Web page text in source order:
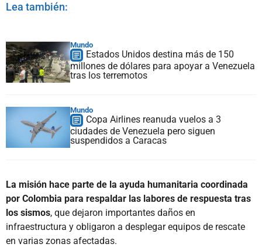
Lea también:
Mundo
Estados Unidos destina más de 150
millones de dólares para apoyar a Venezuela
tras los terremotos
Mundo
Copa Airlines reanuda vuelos a 3
ciudades de Venezuela pero siguen
suspendidos a Caracas
La misión hace parte de la ayuda humanitaria coordinada
por Colombia para respaldar las labores de respuesta tras
los sismos, que dejaron importantes daños en
infraestructura y obligaron a desplegar equipos de rescate
en varias zonas afectadas.